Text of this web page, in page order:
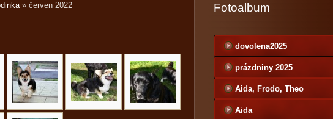
» červen 2022 Fotoalbum
dovolena2025
prázdniny 2025
Aida, Frodo, Theo
Aida